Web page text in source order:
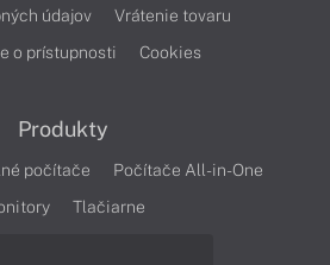
údajov
Vrátenie tovaru
o prístupnosti
Cookies
Produkty
počítače
Počítače All-in-One
Tlačiarne